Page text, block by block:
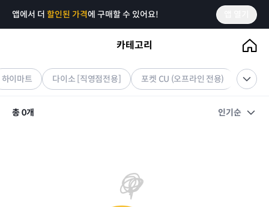
앱에서 더 할인된 가격에 구매할 수 있어요!
카테고리
쿠팡기프티콘
하이마트 다이소 [직영점전용] 포켓 CU (오프라인 전용) 쿠팡
총0개 인기순